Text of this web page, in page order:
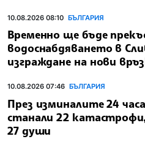
10.08.2026 08:10 БЪЛГАРИЯ
Временно ще бъде
водоснабдяването в
изграждане на нови
10.08.2026 07:46 БЪЛГАРИЯ
През изминалите 24
станали 22
27 души